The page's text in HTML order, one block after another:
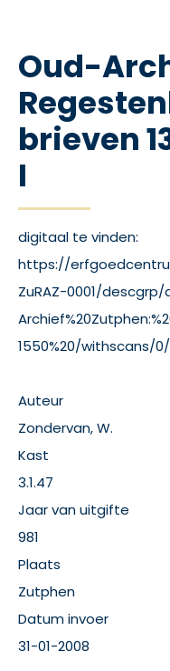
Oud-
brieven
I
digitaal te vinden:
https://
ZuRAZ-0001/
1550%20/withscans/
Auteur
Zondervan, W.
Kast
3.1.47
Jaar van uitgifte
981
Plaats
Zutphen
Datum invoer
31-01-2008